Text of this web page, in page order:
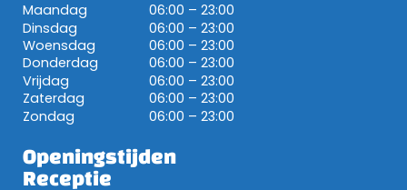
Maandag
Dinsdag
Woensdag
Donderdag
Vrijdag
Zaterdag
Zondag
06:00 – 23:00
06:00 – 23:00
06:00 – 23:00
06:00 – 23:00
06:00 – 23:00
06:00 – 23:00
06:00 – 23:00
Openingstijden
Receptie